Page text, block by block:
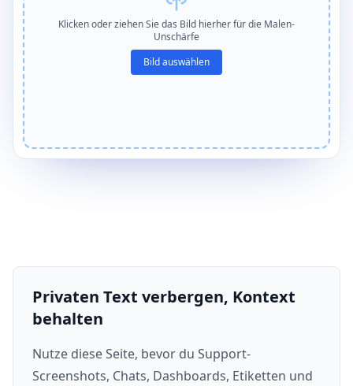
Klicken oder ziehen Sie das Bild hierher für die Malen-
Unschärfe
Bild auswählen
Privaten Text verbergen, Kontext
behalten
Nutze diese Seite, bevor du Support-
Screenshots, Chats, Dashboards, Etiketten und